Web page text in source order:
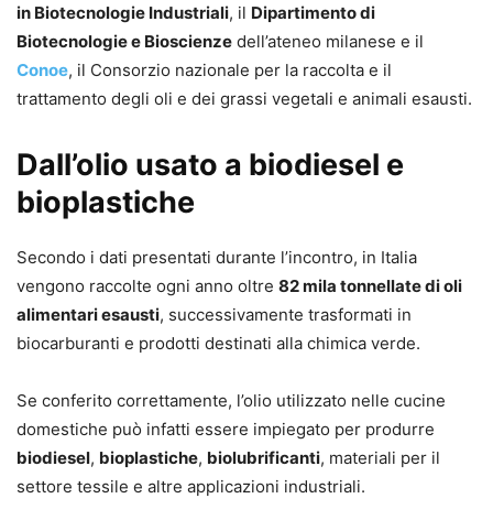
in Biotecnologie Industriali, il Dipartimento di
Biotecnologie e Bioscienze dell’ateneo milanese e il
Conoe, il Consorzio nazionale per la raccolta e il
trattamento degli oli e dei grassi vegetali e animali esausti.
Dall’olio usato a biodiesel e
bioplastiche
Secondo i dati presentati durante l’incontro, in Italia
vengono raccolte ogni anno oltre 82 mila tonnellate di oli
alimentari esausti, successivamente trasformati in
biocarburanti e prodotti destinati alla chimica verde.
Se conferito correttamente, l’olio utilizzato nelle cucine
domestiche può infatti essere impiegato per produrre
biodiesel, bioplastiche, biolubrificanti, materiali per il
settore tessile e altre applicazioni industriali.